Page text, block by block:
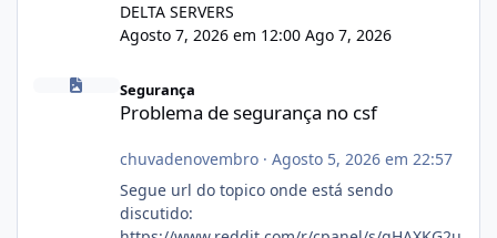
DELTA SERVERS
Agosto 7, 2026 em 12:00 Ago 7, 2026
Problema de segurança no csf
Segurança
Problema de segurança no csf
chuvadenovembro· Agosto 5, 2026 em 22:57
Segue url do topico onde está sendo
discutido: